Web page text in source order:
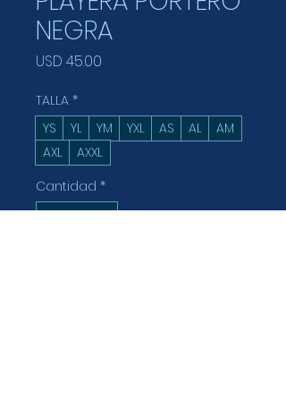
NEGRA
USD 45.00
TALLA *
YS
YL YM YXL AS AL
AM
AXL
AXXL
Cantidad *